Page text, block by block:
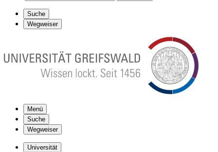
Suche
Wegweiser
Menü
Suche
Wegweiser
Universität